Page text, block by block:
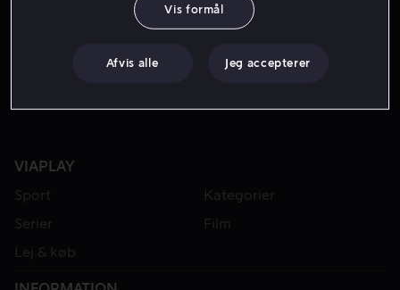
VIAPLAY
Sport
Kategorier
Serier
Film
Lej & køb
Vis formål
Afvis alle Jeg accepterer